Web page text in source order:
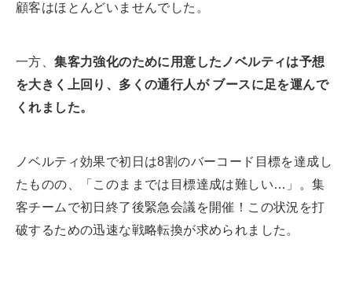
顧客はほとんどいませんでした。
一方、集客力強化のために用意したノベルティは予想
を大きく上回り、多くの通行人が ブースに足を運んで
くれました。
ノベルティ効果で初日は8割のバーコード目標を達成し
たものの、「このままでは目標達成は難しい…」。集
客チームで初日終了後緊急会議を開催！この状況を打
破するための迅速な戦略転換が求められました。